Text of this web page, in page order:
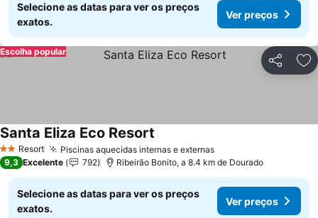
Selecione as datas para ver os preços
exatos.
Ver preços
Partilhar
Escolha popular
2 Estrelas
Resort Piscinas aquecidas internas e externasVer preços
Santa Eliza Eco Resort
9,3 Excelente 792 Ribeirão Bonito, a 8.4 km de Dourado
Selecione as datas para ver os preços
exatos.
Ver preços